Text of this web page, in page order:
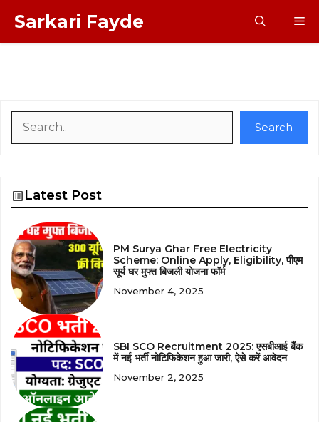
content
Sarkari Fayde
Search
Latest Post
PM Surya Ghar Free Electricity
Scheme: Online Apply, Eligibility, पीएम
सूर्य घर मुफ्त बिजली योजना फॉर्म
November 4, 2025
SBI SCO Recruitment 2025: एसबीआई बैंक
में नई भर्ती नोटिफिकेशन हुआ जारी, ऐसे करें आवेदन
November 2, 2025